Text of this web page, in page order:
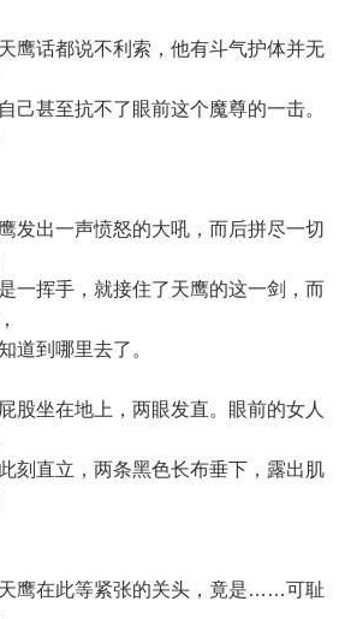
都说不利索，他有斗气护体并无
己甚至抗不了眼前这个魔尊的一击。
出一声愤怒的大吼，而后拼尽一切
一挥手，就接住了天鹰的这一剑，而
道到哪里去了。
坐在地上，两眼发直。眼前的女人
刻直立，两条黑色长布垂下，露出肌
在此等紧张的关头，竟是……可耻